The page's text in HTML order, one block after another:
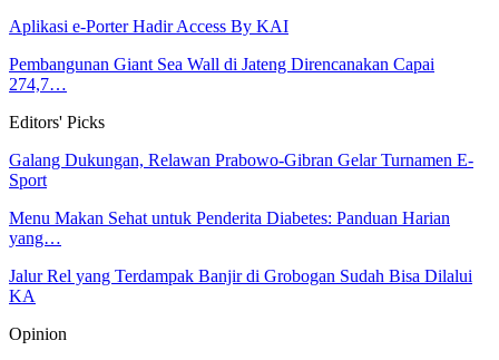
Aplikasi e-Porter Hadir Access By KAI
Pembangunan Giant Sea Wall di Jateng Direncanakan Capai
274,7…
Editors' Picks
Galang Dukungan, Relawan Prabowo-Gibran Gelar Turnamen E-
Sport
Menu Makan Sehat untuk Penderita Diabetes: Panduan Harian
yang…
Jalur Rel yang Terdampak Banjir di Grobogan Sudah Bisa Dilalui
KA
Opinion